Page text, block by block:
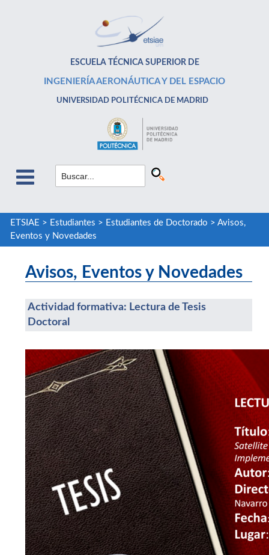
ESCUELA TÉCNICA SUPERIOR DE
INGENIERÍA AERONÁUTICA Y DEL ESPACIO
UNIVERSIDAD POLITÉCNICA DE MADRID
ETSIAE > Estudiantes > Estudiantes de Doctorado > Avisos,
Eventos y Novedades
Avisos, Eventos y Novedades
Actividad formativa: Lectura de Tesis
Doctoral